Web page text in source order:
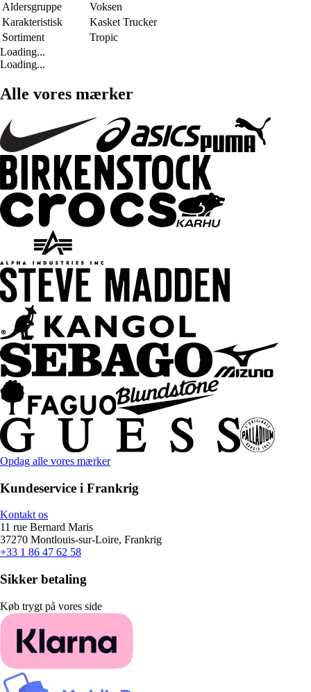
Aldersgruppe
Voksen
Karakteristisk
Kasket Trucker
Sortiment
Tropic
Loading...
Loading...
Alle vores mærker
Opdag alle vores mærker
Kundeservice i Frankrig
Kontakt os
11 rue Bernard Maris
37270 Montlouis-sur-Loire, Frankrig
+33 1 86 47 62 58
Sikker betaling
Køb trygt på vores side